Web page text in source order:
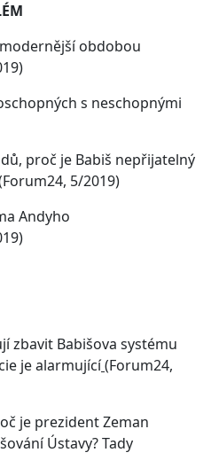
obdobou
s neschopnými
proč je Babiš nepřijatelný
5/2019)
Andyho
zbavit Babišova systému
je alarmující(Forum24,
je prezident Zeman
Ústavy? Tady